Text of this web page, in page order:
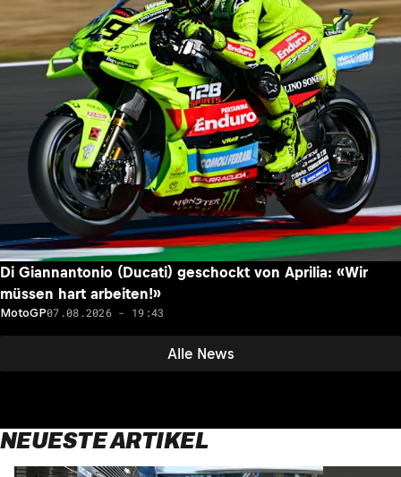
Alle News
Di Giannantonio (Ducati) geschockt von Aprilia: «Wir
müssen hart arbeiten!»
MotoGP07.08.2026 - 19:43
NEUESTE ARTIKEL